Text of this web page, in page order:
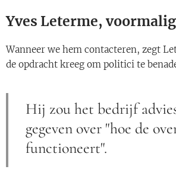
Yves Leterme,
Wanneer we hem contacteren, zegt
de opdracht kreeg om politici te
Hij zou het bedrijf
gegeven over "hoe de
functioneert".